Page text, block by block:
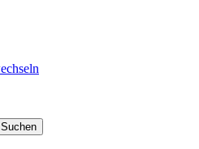
Suchen